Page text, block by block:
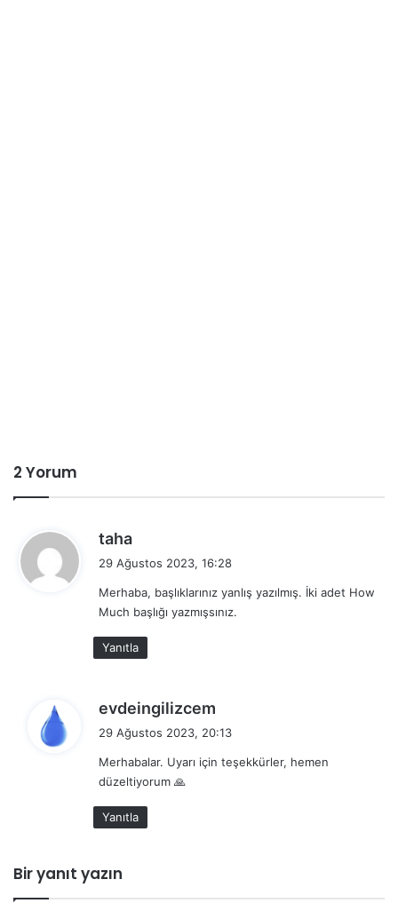
2 Yorum
taha
i
k
i
:
29 Ağustos 2023, 16:28
Merhaba, başlıklarınız yanlış yazılmış. İki adet How
Much başlığı yazmışsınız.
Yanıtla
evdeingilizcem
i
29 Ağustos 2023, 20:13
Merhabalar. Uyarı için teşekkürler, hemen
düzeltiyorum 🙏
Yanıtla
Bir yanıt yazın